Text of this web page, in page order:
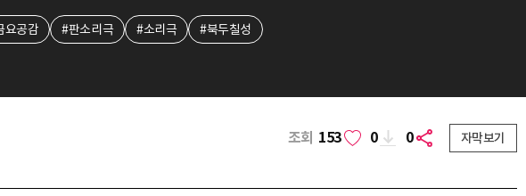
요공감 #판소리극 #소리극 #북두칠성
조회 153 0 0 자막보기